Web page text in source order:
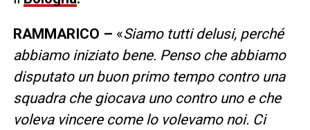
RAMMARICO – «Siamo tutti delusi, perché
abbiamo iniziato bene. Penso che abbiamo
disputato un buon primo tempo contro una
squadra che giocava uno contro uno e che
voleva vincere come lo volevamo noi. Ci